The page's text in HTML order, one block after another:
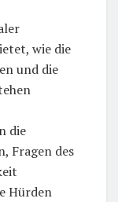
wie die
und die
die
Fragen des
Hürden